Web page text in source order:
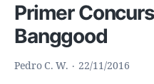
Primer
Banggood
Pedro C. W. 22/11/2016